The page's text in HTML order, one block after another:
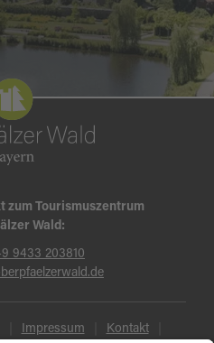
zum Tourismuszentrum
Wald:
9433 203810
Impressum Kontakt